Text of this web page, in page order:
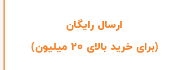
ارسال رایگان
(برای خرید بالای 20 میلیون)